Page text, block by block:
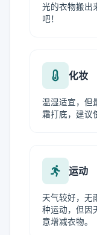
光的衣物搬出
吧！
化妆
温湿适宜，但
霜打底，建议
运动
天气较好，无
种运动，但因
意增减衣物。